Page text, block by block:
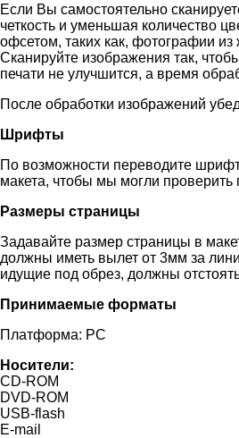
Если Вы самостоятельно
четкость и уменьшая количество
офсетом, таких как, фотографии
Сканируйте изображения так,
печати не улучшится, а время
После обработки изображений
Шрифты
По возможности переводите
макета, чтобы мы могли проверить
Размеры страницы
Задавайте размер страницы в
должны иметь вылет от 3мм за
идущие под обрез, должны
Принимаемые форматы
Платформа: PC
Носители:
CD-ROM
DVD-ROM
USB-flash
E-mail